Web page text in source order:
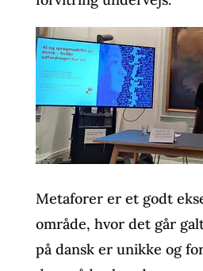
Metaforer er et godt
område, hvor det går
på dansk er unikke og